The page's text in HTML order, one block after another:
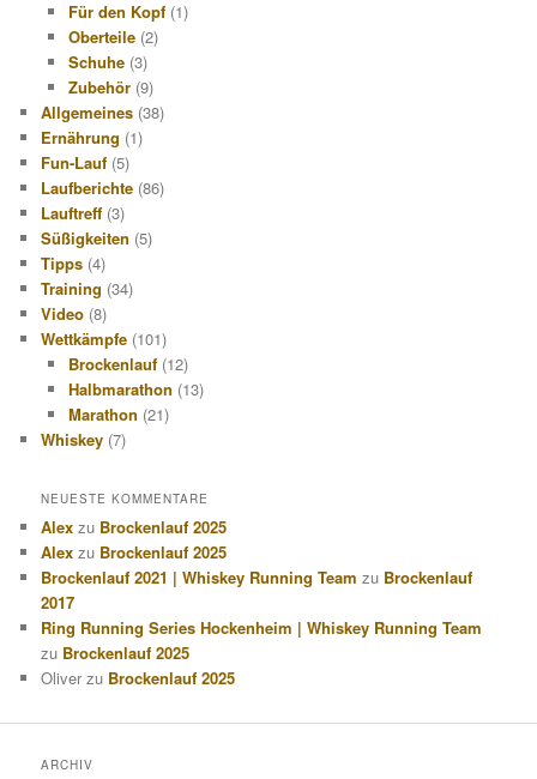
Für den Kopf(1)
Oberteile(2)
Schuhe(3)
Zubehör(9)
Allgemeines (38)
Ernährung (1)
Fun-Lauf (5)
Laufberichte (86)
Lauftreff (3)
Süßigkeiten (5)
Tipps (4)
Training (34)
Video (8)
Wettkämpfe (101)
Brockenlauf(12)
Halbmarathon (13)
Marathon (21)
Whiskey (7)
NEUESTE KOMMENTARE
Alex zu Brockenlauf 2025
Alex zu Brockenlauf 2025
Brockenlauf 2021 | Whiskey Running Team zu Brockenlauf
2017
Ring Running Series Hockenheim | Whiskey Running Team
zu Brockenlauf 2025
Oliver zu Brockenlauf 2025
ARCHIV